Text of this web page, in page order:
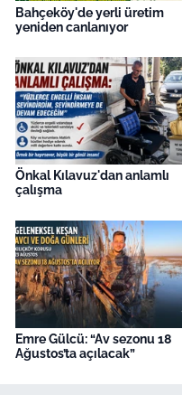
Bahçeköy'de yerli üretim
yeniden canlanıyor
Önkal Kılavuz'dan anlamlı
çalışma
Emre Gülcü: “Av sezonu 18
Ağustos’ta açılacak”